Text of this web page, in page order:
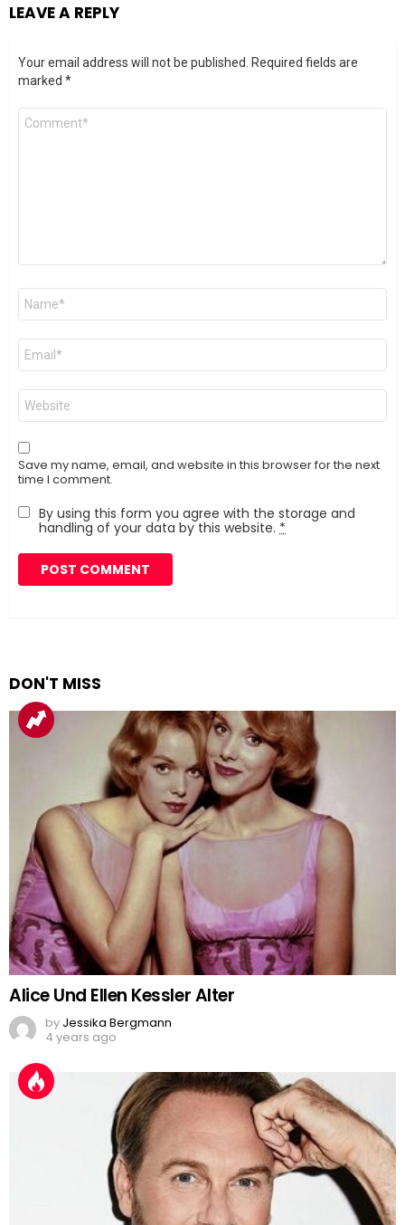
LEAVE A REPLY
Your email address will not be published.
Required fields are
marked *
Comment
Name
Email
Website
Save my name, email, and website in this browser for the next
time I comment.
By using this form you agree with the storage and
handling of your data by this website. *
DON'T MISS
Alice Und Ellen Kessler Alter
by Jessika Bergmann
4 years ago